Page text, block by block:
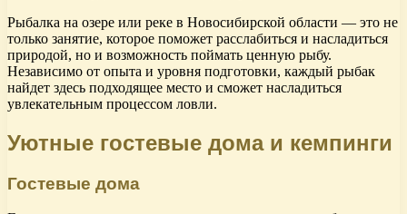
Рыбалка на озере или реке в Новосибирской области — это не
только занятие, которое поможет расслабиться и насладиться
природой, но и возможность поймать ценную рыбу.
Независимо от опыта и уровня подготовки, каждый рыбак
найдет здесь подходящее место и сможет насладиться
увлекательным процессом ловли.
Уютные гостевые дома и кемпинги
Гостевые дома